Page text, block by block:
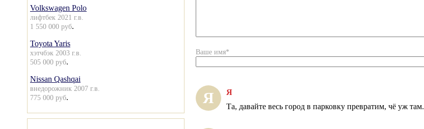
Volkswagen Polo
лифтбек 2021 г.в.
1 550 000 руб.
Toyota Yaris
хэтчбэк 2003 г.в.
505 000 руб.
Nissan Qashqai
внедорожник 2007 г.в.
775 000 руб.
Ваше имя*
Я Я
Та, давайте весь город в парковку превратим, чё уж там.